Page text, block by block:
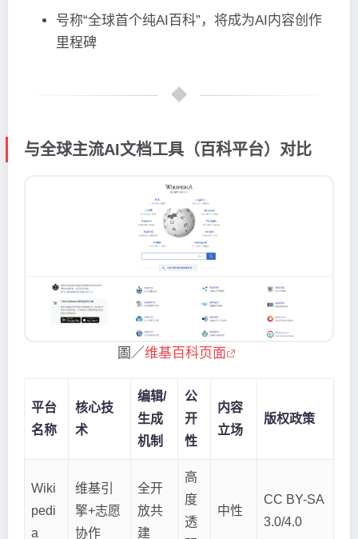
号称“全球首个纯AI百科”，将成为AI内容创作
里程碑
与全球主流AI文档工具（百科平台）对比
圖／维基百科页面
平台
名称
核心技
术
编辑/
生成
机制
公
开
性
内容
立场
版权政策
Wiki
pedi
a
维基引
擎+志愿
协作
全开
放共
建
高
度
透
中性
CC BY-SA
3.0/4.0